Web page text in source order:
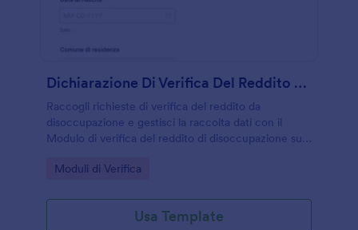
Dichiarazione Di Verifica Del Reddito Da Disoccupazione
Raccogli richieste di verifica del reddito da
disoccupazione e gestisci la raccolta dati con il
Modulo di verifica del reddito di disoccupazione su
consulenti che devono organizzare ogni risposta.
Go to Category:
Moduli di Verifica
Usa Template